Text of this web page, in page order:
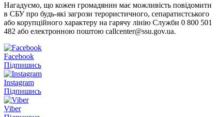
Нагадуємо, що кожен громадянин має можливість повідомити
в СБУ про будь-які загрози терористичного, сепаратистського
або корупційного характеру на гарячу лінію Служби 0 800 501
482 або електронною поштою callcenter@ssu.gov.ua.
Facebook
Підпишись
Instagram
Підпишись
Viber